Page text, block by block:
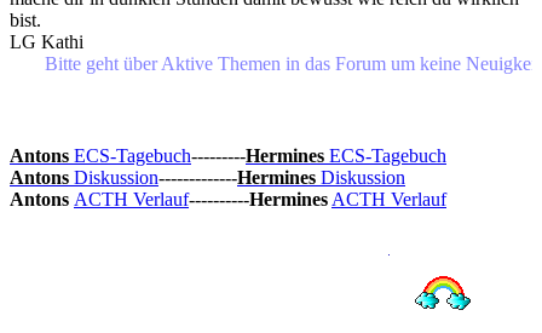
bist.
LG Kathi
Bitte geht über Aktive Themen in das Forum um keine Neuigkeiten
Antons ECS-Tagebuch---------Hermines ECS-Tagebuch
Antons Diskussion-------------Hermines Diskussion
Antons ACTH Verlauf----------Hermines ACTH Verlauf